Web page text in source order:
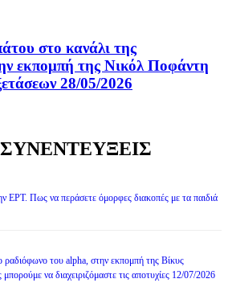
στο κανάλι της
εκπομπή της Νικόλ Ποφάντη
28/05/2026
Πως να περάσετε όμορφες διακοπές με τα παιδιά
του alpha, στην εκπομπή της Βίκυς
να διαχειριζόμαστε τις αποτυχίες 12/07/2026